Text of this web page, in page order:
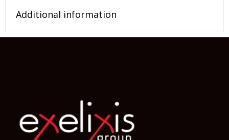
Additional information